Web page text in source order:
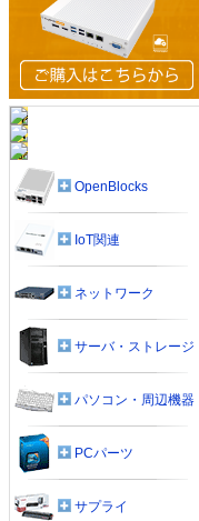
OpenBlocks
IoT関連
ネットワーク
サーバ・ストレージ
パソコン・周辺機器
PCパーツ
サプライ